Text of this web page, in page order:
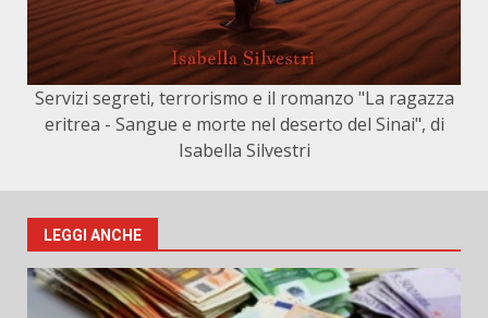
Servizi segreti, terrorismo e il romanzo "La ragazza
eritrea - Sangue e morte nel deserto del Sinai", di
Isabella Silvestri
LEGGI ANCHE